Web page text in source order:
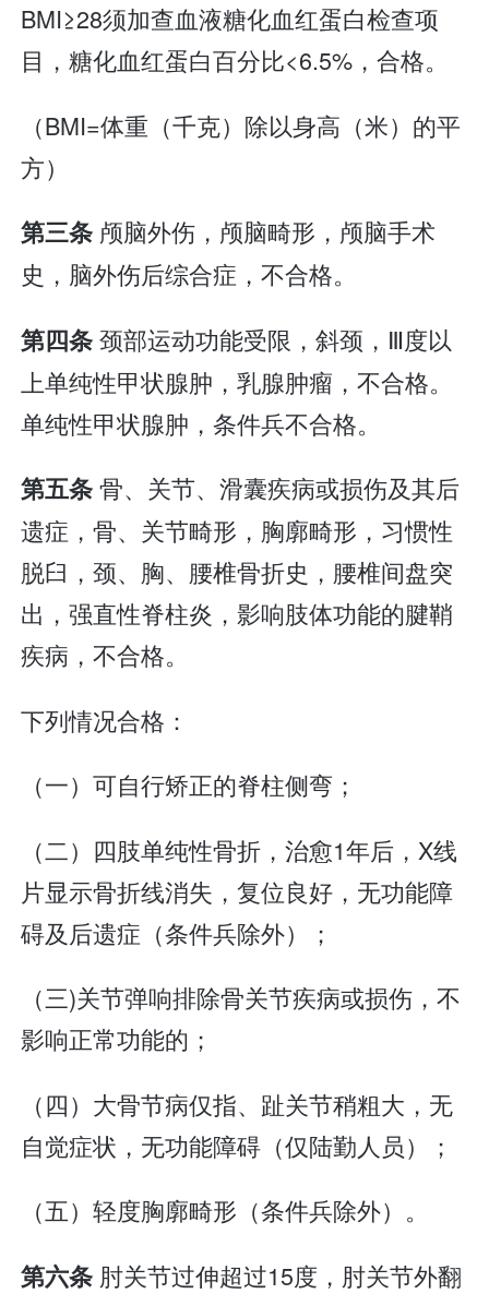
BMI≥28须加查血液糖化血红蛋白检查项
目，糖化血红蛋白百分比<6.5%，合格。
（BMI=体重（千克）除以身高（米）的平
方）
第三条 颅脑外伤，颅脑畸形，颅脑手术
史，脑外伤后综合症，不合格。
第四条颈部运动功能受限，斜颈，Ⅲ度以
上单纯性甲状腺肿，乳腺肿瘤，不合格。
单纯性甲状腺肿，条件兵不合格。
第五条骨、关节、滑囊疾病或损伤及其后
遗症，骨、关节畸形，胸廓畸形，习惯性
脱臼，颈、胸、腰椎骨折史，腰椎间盘突
出，强直性脊柱炎，影响肢体功能的腱鞘
疾病，不合格。
下列情况合格：
（一）可自行矫正的脊柱侧弯；
（二）四肢单纯性骨折，治愈1年后，X线
片显示骨折线消失，复位良好，无功能障
碍及后遗症（条件兵除外）；
（三)关节弹响排除骨关节疾病或损伤，不
影响正常功能的；
（四）大骨节病仅指、趾关节稍粗大，无
自觉症状，无功能障碍（仅陆勤人员）；
（五）轻度胸廓畸形（条件兵除外）。
第六条 肘关节过伸超过15度，肘关节外翻